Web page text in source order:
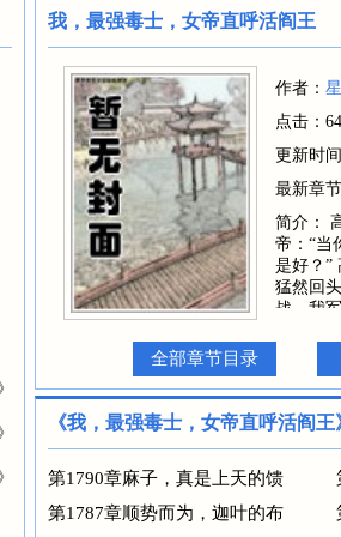
我，最强毒士，女帝直呼活阎王
作者：
点击：
更新时
最新章节
简介：
帝：“当
是好？”
猛然回
战，我
看着风
呼活阎王
全部章节目录
《我，最强毒士，女帝直呼活阎
第1790章麻子，真是上天的馈
第1787章顺势而为，迦叶的布